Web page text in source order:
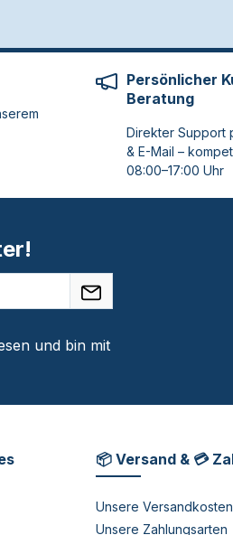
Persönlicher
Beratung
Direkter Support
& E-Mail –
08:00–17:00 Uhr
und bin mit
📦 Versand & 💳
Unsere Versandkosten
Unsere Zahlungsarten